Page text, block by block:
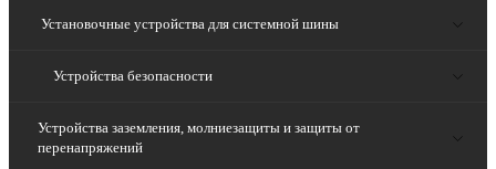
Установочные устройства для системной шины
Устройства безопасности
Устройства заземления, молниезащиты и защиты от
перенапряжений